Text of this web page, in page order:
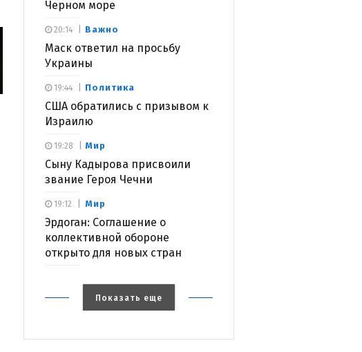
Черном море
Важно
Маск ответил на просьбу
Украины
20:14
Политика
США обратились с призывом к
Израилю
19:44
Мир
Сыну Кадырова присвоили
звание Героя Чечни
19:28
Мир
Эрдоган: Соглашение о
коллективной обороне
открыто для новых стран
19:12
Показать еще